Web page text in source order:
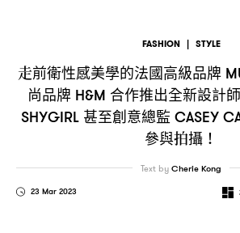
FASHION | STYLE
走前衛性感美學的法國高級品牌
尚品牌H&M 合作推出全新設計
SHYGIRL 甚至創意總監CASEY
參與拍攝 ！
23 Mar 2023
Text byCherie Kong